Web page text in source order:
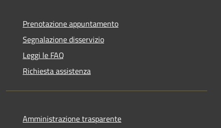
Prenotazione appuntamento
Segnalazione disservizio
Leggi le FAQ
Richiesta assistenza
Amministrazione trasparente